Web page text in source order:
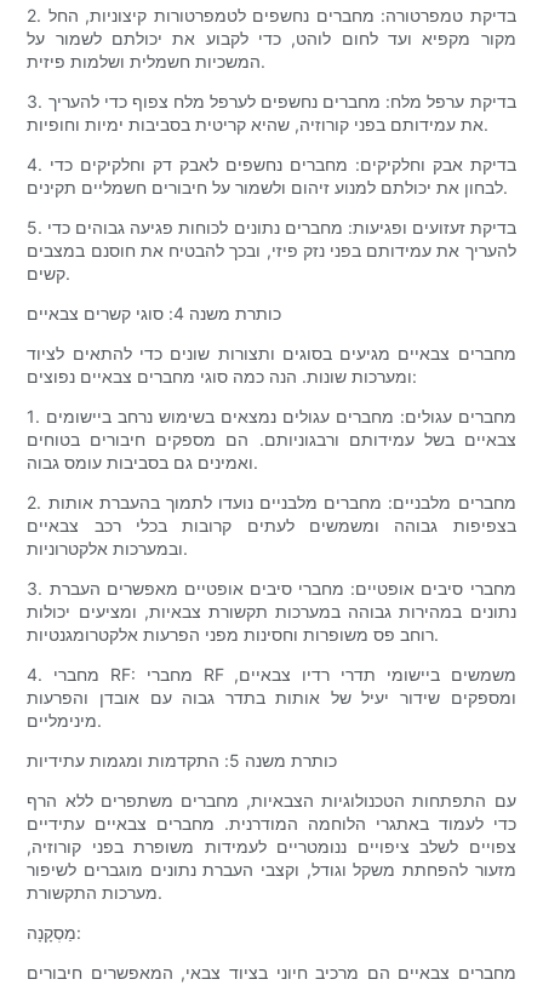
2. בדיקת טמפרטורה: מחברים נחשפים לטמפרטורות קיצוניות, החל
מקור מקפיא ועד לחום לוהט, כדי לקבוע את יכולתם לשמור על
המשכיות חשמלית ושלמות פיזית.
3. בדיקת ערפל מלח: מחברים נחשפים לערפל מלח צפוף כדי להעריך
את עמידותם בפני קורוזיה, שהיא קריטית בסביבות ימיות וחופיות.
4. בדיקת אבק וחלקיקים: מחברים נחשפים לאבק דק וחלקיקים כדי
לבחון את יכולתם למנוע זיהום ולשמור על חיבורים חשמליים תקינים.
5. בדיקת זעזועים ופגיעות: מחברים נתונים לכוחות פגיעה גבוהים כדי
להעריך את עמידותם בפני נזק פיזי, ובכך להבטיח את חוסנם במצבים
קשים.
כותרת משנה 4: סוגי קשרים צבאיים
מחברים צבאיים מגיעים בסוגים ותצורות שונים כדי להתאים לציוד
ומערכות שונות. הנה כמה סוגי מחברים צבאיים נפוצים:
1. מחברים עגולים: מחברים עגולים נמצאים בשימוש נרחב ביישומים
צבאיים בשל עמידותם ורבגוניותם. הם מספקים חיבורים בטוחים
ואמינים גם בסביבות עומס גבוה.
2. מחברים מלבניים: מחברים מלבניים נועדו לתמוך בהעברת אותות
בצפיפות גבוהה ומשמשים לעתים קרובות בכלי רכב צבאיים
ובמערכות אלקטרוניות.
3. מחברי סיבים אופטיים: מחברי סיבים אופטיים מאפשרים העברת
נתונים במהירות גבוהה במערכות תקשורת צבאיות, ומציעים יכולות
רוחב פס משופרות וחסינות מפני הפרעות אלקטרומגנטיות.
4. מחברי RF: מחברי RF משמשים ביישומי תדרי רדיו צבאיים,
ומספקים שידור יעיל של אותות בתדר גבוה עם אובדן והפרעות
מינימליים.
כותרת משנה 5: התקדמות ומגמות עתידיות
עם התפתחות הטכנולוגיות הצבאיות, מחברים משתפרים ללא הרף
כדי לעמוד באתגרי הלוחמה המודרנית. מחברים צבאיים עתידיים
צפויים לשלב ציפויים ננומטריים לעמידות משופרת בפני קורוזיה,
מזעור להפחתת משקל וגודל, וקצבי העברת נתונים מוגברים לשיפור
מערכות התקשורת.
מַסְקָנָה:
מחברים צבאיים הם מרכיב חיוני בציוד צבאי, המאפשרים חיבורים